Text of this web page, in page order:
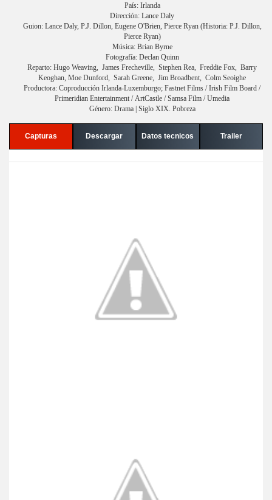
País: Irlanda
Dirección: Lance Daly
Guion: Lance Daly, P.J. Dillon, Eugene O'Brien, Pierce Ryan (Historia: P.J. Dillon,
Pierce Ryan)
Música: Brian Byrne
Fotografía: Declan Quinn
Reparto: Hugo Weaving, James Frecheville, Stephen Rea, Freddie Fox, Barry
Keoghan, Moe Dunford, Sarah Greene, Jim Broadbent, Colm Seoighe
Productora: Coproducción Irlanda-Luxemburgo; Fastnet Films / Irish Film Board /
Primeridian Entertainment / ArtCastle / Samsa Film / Umedia
Género: Drama | Siglo XIX. Pobreza
Capturas Descargar Datos tecnicos Trailer